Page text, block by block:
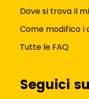
Dove si trova il
Come modifico i
Tutte le FAQ
Seguici su